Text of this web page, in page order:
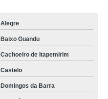
Alegre
Baixo Guandu
Cachoeiro de Itapemirim
Castelo
Domingos da Barra